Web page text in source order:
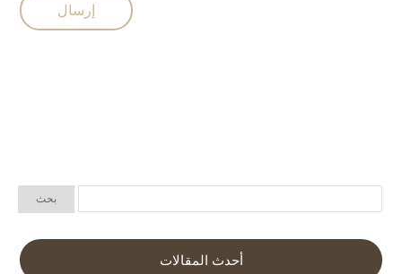
أحدث المقالات